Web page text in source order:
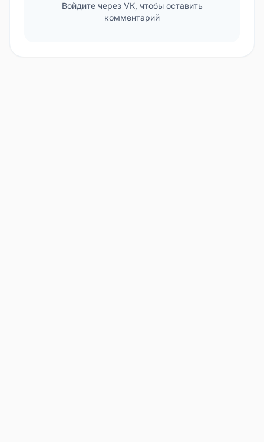
Войдите через VK, чтобы оставить
комментарий